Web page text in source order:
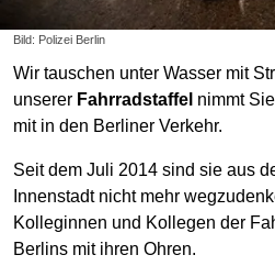
Bild: Polizei Berlin
Wir tauschen unter Wasser mit
unserer Fahrradstaffel nimmt
mit in den Berliner Verkehr.
Seit dem Juli 2014 sind sie aus
Innenstadt nicht mehr
Kolleginnen und Kollegen der
Berlins mit ihren Ohren.